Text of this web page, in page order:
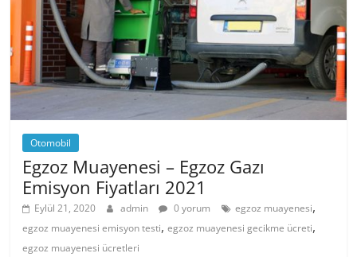
Otomobil
Egzoz Muayenesi – Egzoz Gazı
Emisyon Fiyatları 2021
Eylül 21, 2020 admin 0 yorum egzoz muayenesi,
egzoz muayenesi emisyon testi,egzoz muayenesi gecikme ücreti,
egzoz muayenesi ücretleri